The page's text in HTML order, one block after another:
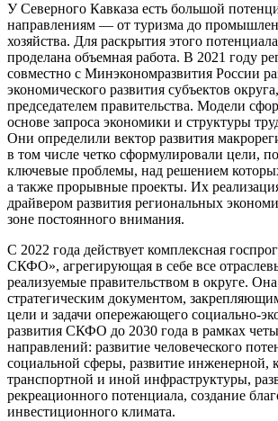
У Северного Кавказа есть большой
направлениям — от туризма до
хозяйства. Для раскрытия этого
проделана объемная работа. В 2021 году
совместно с Минэкономразвития России
экономического развития субъектов
председателем правительства. Модели
основе запроса экономики и структуры
Они определили вектор развития
в том числе четко сформулировали цели,
ключевые проблемы, над решением
а также прорывные проекты. Их
драйвером развития региональных
зоне постоянного внимания.
С 2022 года действует комплексная
СКФО», агрегирующая в себе все
реализуемые правительством в округе. Она
стратегическим документом,
цели и задачи опережающего социально-
развития СКФО до 2030 года в рамках
направлений: развитие человеческого
социальной сферы, развитие инженерной,
транспортной и иной инфраструктуры,
рекреационного потенциала, создание
инвестиционного климата.